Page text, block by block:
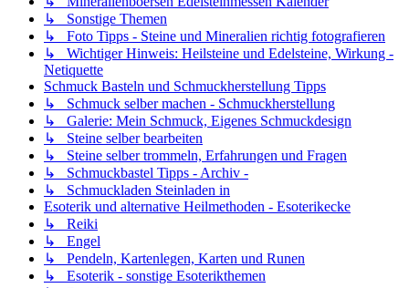
↳ Sonstige Themen
↳ Foto Tipps - Steine und Mineralien richtig fotografieren
↳ Wichtiger Hinweis: Heilsteine und Edelsteine, Wirkung -
Netiquette
Schmuck Basteln und Schmuckherstellung Tipps
↳ Schmuck selber machen - Schmuckherstellung
↳ Galerie: Mein Schmuck, Eigenes Schmuckdesign
↳ Steine selber bearbeiten
↳ Steine selber trommeln, Erfahrungen und Fragen
↳ Schmuckbastel Tipps - Archiv -
↳ Schmuckladen Steinladen in
Esoterik und alternative Heilmethoden - Esoterikecke
↳ Reiki
↳ Engel
↳ Pendeln, Kartenlegen, Karten und Runen
↳ Esoterik - sonstige Esoterikthemen